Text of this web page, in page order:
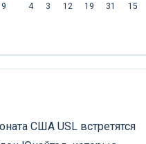
4 3 12 19 31 15
США USL встретятся